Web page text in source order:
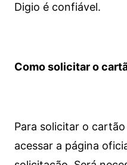
Digio é confiável.
Como solicitar o
Para solicitar o
acessar a página